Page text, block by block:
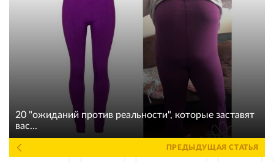
20 "ожиданий против реальности", которые заставят
вас...
ПРЕДЫДУЩАЯ СТАТЬЯ